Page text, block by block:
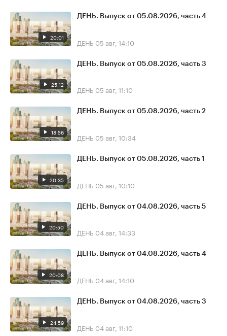
20:01
ДЕНЬ. Выпуск от 05.08.2026, часть 4
ДЕНЬ 05 авг, 14:10
25:12
ДЕНЬ. Выпуск от 05.08.2026, часть 3
ДЕНЬ 05 авг, 11:10
18:56
ДЕНЬ. Выпуск от 05.08.2026, часть 2
ДЕНЬ 05 авг, 10:34
20:35
ДЕНЬ. Выпуск от 05.08.2026, часть 1
ДЕНЬ 05 авг, 10:10
20:50
ДЕНЬ. Выпуск от 04.08.2026, часть 5
ДЕНЬ 04 авг, 14:33
20:08
ДЕНЬ. Выпуск от 04.08.2026, часть 4
ДЕНЬ 04 авг, 14:10
24:59
ДЕНЬ. Выпуск от 04.08.2026, часть 3
ДЕНЬ 04 авг, 11:10